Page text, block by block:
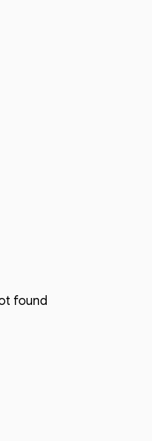
found